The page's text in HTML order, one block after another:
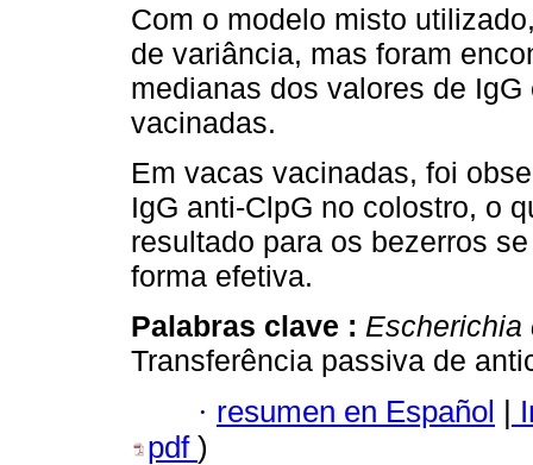
Com o modelo misto
de variância, mas foram
medianas dos valores de
vacinadas.
Em vacas vacinadas, foi
IgG anti-ClpG no colostro, o
resultado para os bezerros
forma efetiva.
Palabras clave : Escherichia
Transferência passiva de
· resumen en Español |
pdf )